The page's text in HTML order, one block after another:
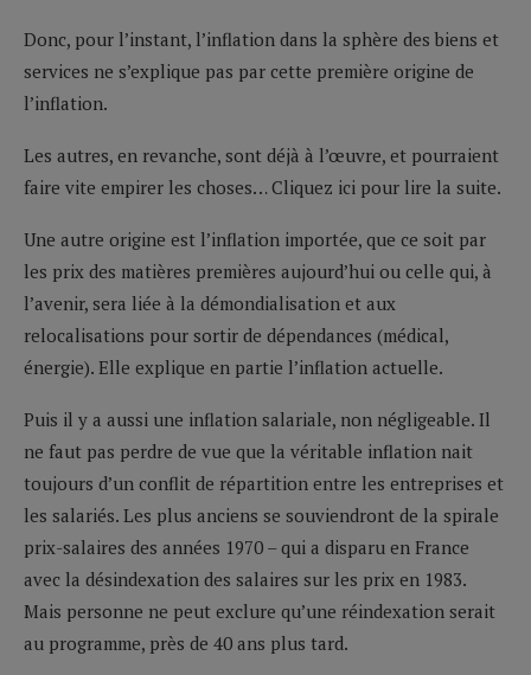
Donc, pour l’instant, l’inflation dans la sphère des biens et
services ne s’explique pas par cette première origine de
l’inflation.
Les autres, en revanche, sont déjà à l’œuvre, et pourraient
faire vite empirer les choses… Cliquez ici pour lire la suite.
Une autre origine est l’inflation importée, que ce soit par
les prix des matières premières aujourd’hui ou celle qui, à
l’avenir, sera liée à la démondialisation et aux
relocalisations pour sortir de dépendances (médical,
énergie). Elle explique en partie l’inflation actuelle.
Puis il y a aussi une inflation salariale, non négligeable. Il
ne faut pas perdre de vue que la véritable inflation nait
toujours d’un conflit de répartition entre les entreprises et
les salariés. Les plus anciens se souviendront de la spirale
prix-salaires des années 1970 – qui a disparu en France
avec la désindexation des salaires sur les prix en 1983.
Mais personne ne peut exclure qu’une réindexation serait
au programme, près de 40 ans plus tard.